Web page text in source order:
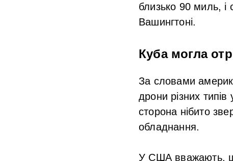
близько 90 миль, і
Вашингтоні.
Куба могла
За словами
дрони різних типів
сторона нібито
обладнання.
У США вважають,